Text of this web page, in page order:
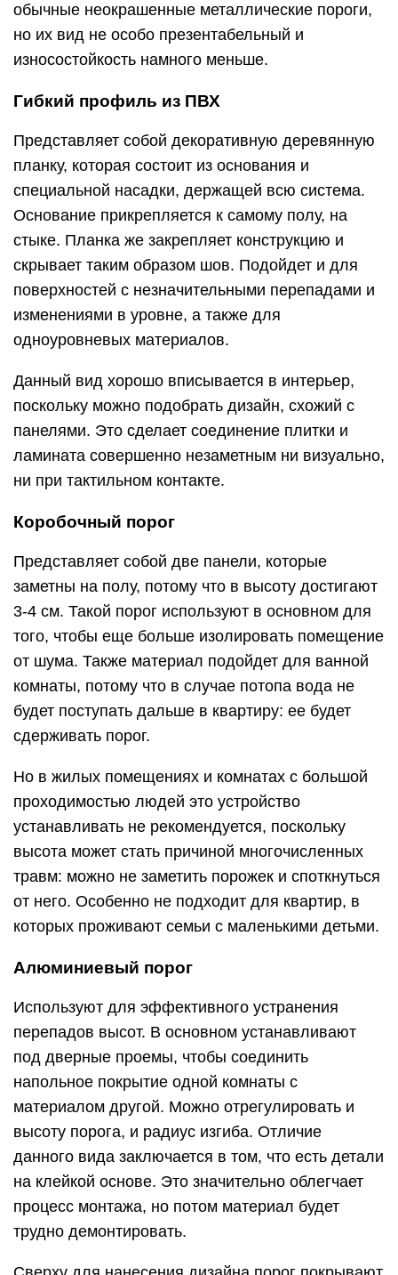
обычные неокрашенные металлические пороги,
но их вид не особо презентабельный и
износостойкость намного меньше.
Гибкий профиль из ПВХ
Представляет собой декоративную деревянную
планку, которая состоит из основания и
специальной насадки, держащей всю система.
Основание прикрепляется к самому полу, на
стыке. Планка же закрепляет конструкцию и
скрывает таким образом шов. Подойдет и для
поверхностей с незначительными перепадами и
изменениями в уровне, а также для
одноуровневых материалов.
Данный вид хорошо вписывается в интерьер,
поскольку можно подобрать дизайн, схожий с
панелями. Это сделает соединение плитки и
ламината совершенно незаметным ни визуально,
ни при тактильном контакте.
Коробочный порог
Представляет собой две панели, которые
заметны на полу, потому что в высоту достигают
3-4 см. Такой порог используют в основном для
того, чтобы еще больше изолировать помещение
от шума. Также материал подойдет для ванной
комнаты, потому что в случае потопа вода не
будет поступать дальше в квартиру: ее будет
сдерживать порог.
Но в жилых помещениях и комнатах с большой
проходимостью людей это устройство
устанавливать не рекомендуется, поскольку
высота может стать причиной многочисленных
травм: можно не заметить порожек и споткнуться
от него. Особенно не подходит для квартир, в
которых проживают семьи с маленькими детьми.
Алюминиевый порог
Используют для эффективного устранения
перепадов высот. В основном устанавливают
под дверные проемы, чтобы соединить
напольное покрытие одной комнаты с
материалом другой. Можно отрегулировать и
высоту порога, и радиус изгиба. Отличие
данного вида заключается в том, что есть детали
на клейкой основе. Это значительно облегчает
процесс монтажа, но потом материал будет
трудно демонтировать.